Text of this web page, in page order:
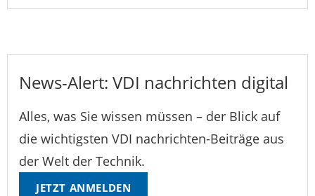
News-Alert: VDI nachrichten digital
Alles, was Sie wissen müssen – der Blick auf
die wichtigsten VDI nachrichten-Beiträge aus
der Welt der Technik.
JETZT ANMELDEN